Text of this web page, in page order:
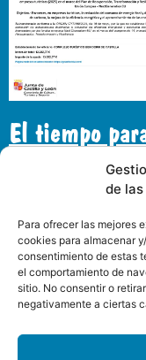
de
Para ofrecer las mejores
cookies para almacenar
consentimiento de estas
el comportamiento de
sitio. No consentir o
negativamente a ciertas
El tiempo
Gran Florida
24°C
11:00
24°C
14:00
29°C